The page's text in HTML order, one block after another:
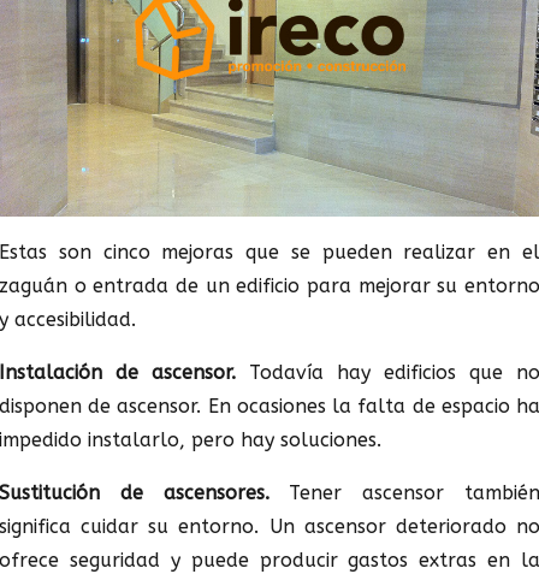
Estas son cinco mejoras que se pueden realizar en el
zaguán o entrada de un edificio para mejorar su entorno
y accesibilidad.
Instalación de ascensor. Todavía hay edificios que no
disponen de ascensor. En ocasiones la falta de espacio ha
impedido instalarlo, pero hay soluciones.
Sustitución de ascensores.Tener ascensor
significa cuidar su entorno. Un ascensor deteriorado no
ofrece seguridad y puede producir gastos extras en la